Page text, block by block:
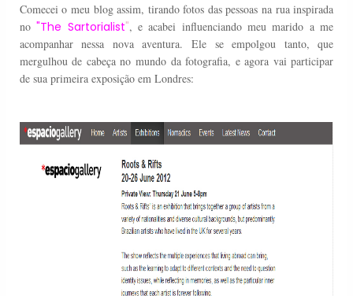
Comecei o meu blog assim, tirando fotos das pessoas na rua inspirada
no"The Sartorialist", e acabei influenciando meu marido a me
acompanhar nessa nova aventura. Ele se empolgou tanto, que
mergulhou de cabeça no mundo da fotografia, e agora vai participar
de sua primeira exposição em Londres: